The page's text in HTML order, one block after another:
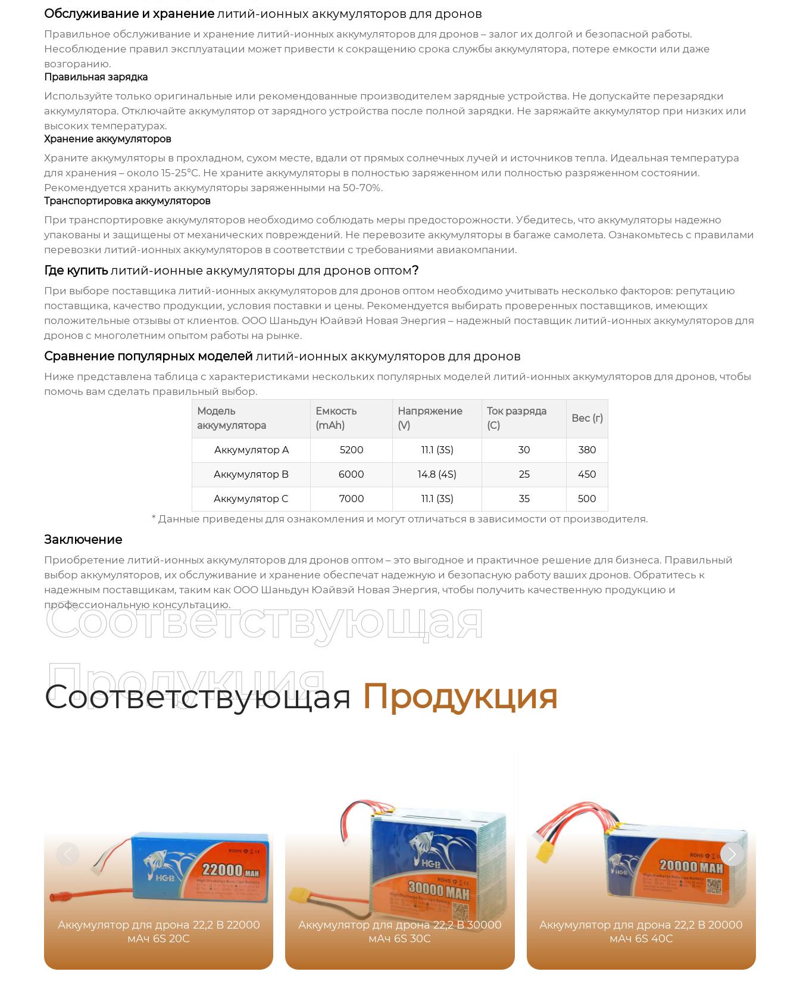
Обслуживание и хранение литий-ионных аккумуляторов для дронов
Правильное обслуживание и хранение литий-ионных аккумуляторов для дронов– залог их долгой и безопасной работы.
Несоблюдение правил эксплуатации может привести к сокращению срока службы аккумулятора, потере емкости или даже
возгоранию.
Правильная зарядка
Используйте только оригинальные или рекомендованные производителем зарядные устройства. Не допускайте перезарядки
аккумулятора. Отключайте аккумулятор от зарядного устройства после полной зарядки. Не заряжайте аккумулятор при низких или
высоких температурах.
Хранение аккумуляторов
Храните аккумуляторы в прохладном, сухом месте, вдали от прямых солнечных лучей и источников тепла. Идеальная температура
для хранения – около 15-25°C. Не храните аккумуляторы в полностью заряженном или полностью разряженном состоянии.
Рекомендуется хранить аккумуляторы заряженными на 50-70%.
Транспортировка аккумуляторов
При транспортировке аккумуляторов необходимо соблюдать меры предосторожности. Убедитесь, что аккумуляторы надежно
упакованы и защищены от механических повреждений. Не перевозите аккумуляторы в багаже самолета. Ознакомьтесь с правилами
перевозки литий-ионных аккумуляторовв соответствии с требованиями авиакомпании.
Где купитьлитий-ионные аккумуляторы для дронов оптом?
При выборе поставщика литий-ионных аккумуляторов для дронов оптом необходимо учитывать несколько факторов: репутацию
поставщика, качество продукции, условия поставки и цены. Рекомендуется выбирать проверенных поставщиков, имеющих
положительные отзывы от клиентов. ООО Шаньдун Юайвэй Новая Энергия – надежный поставщик литий-ионных аккумуляторов для
дроновс многолетним опытом работы на рынке.
Сравнение популярных моделей литий-ионных аккумуляторов для дронов
Ниже представлена таблица с характеристиками нескольких популярных моделей литий-ионных аккумуляторов для дронов, чтобы
помочь вам сделать правильный выбор.
Модель
аккумулятора
Емкость
(mAh)
Напряжение
(V)
Ток разряда
(C)
Вес (г)
Аккумулятор A 5200 11.1 (3S) 30 380
Аккумулятор B 6000 14.8 (4S) 25 450
Аккумулятор C 7000 11.1 (3S) 35 500
* Данные приведены для ознакомления и могут отличаться в зависимости от производителя.
Заключение
Приобретение литий-ионных аккумуляторов для дронов оптом – это выгодное и практичное решение для бизнеса. Правильный
выбор аккумуляторов, их обслуживание и хранение обеспечат надежную и безопасную работу ваших дронов. Обратитесь к
надежным поставщикам, таким как ООО Шаньдун Юайвэй Новая Энергия, чтобы получить качественную продукцию и
профессиональную консультацию.
Соответствующая Продукция
Соответствующая
Продукция
Аккумулятор для дрона 22,2 В 22000
мАч 6S 20C
Аккумулятор для дрона 22,2 В 30000
мАч 6S 30C
Аккумулятор для дрона 22,2 В 20000
мАч 6S 40C